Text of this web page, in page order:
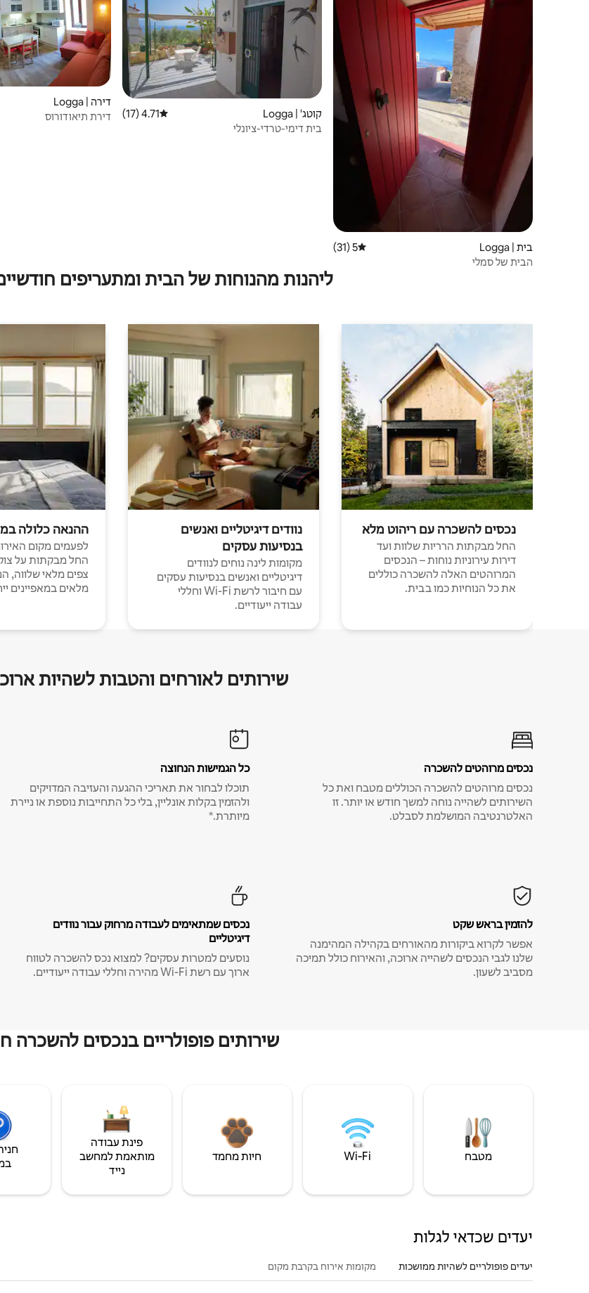
בית | Logga דירוג ממוצע של 5 מתוך 5, 31 ביקורות
5 (31)
הבית של סמלי
קוטג' | Logga דירוג ממוצע של 4.71 מתוך 5, 17 ביקורות
4.71 (17)
בית דימי-טרדי-ציונלי
דירה | Logga
דירת תיאודורוס
ליהנות מהנוחות של הבית ומתעריפים
נכסים להשכרה עם ריהוט מלא
החל מבקתות הרריות שלוות ועד
דירות עירוניות נוחות – הנכסים
המרוהטים האלה להשכרה כוללים
את כל הנוחיות כמו בבית.
נוודים דיגיטליים ואנשים
בנסיעות עסקים
מקומות לינה נוחים לנוודים
דיגיטליים ואנשים בנסיעות עסקים
עם חיבור לרשת Wi-Fi וחללי
עבודה ייעודיים.
ההנאה כלולה
לפעמים מקום
החל מבקתות על
צפים מלאי שלווה,
מלאים במאפיינים
שירותים לאורחים והטבות לשהיות
נכסים מרוהטים להשכרה
נכסים מרוהטים להשכרה הכוללים מטבח ואת כל
השירותים לשהייה נוחה למשך חודש או יותר. זו
האלטרנטיבה המושלמת לסבלט.
כל הגמישות הנחוצה
תוכלו לבחור את תאריכי ההגעה והעזיבה המדויקים
ולהזמין בקלות אונליין, בלי כל התחייבות נוספת או ניירת
מיותרת.*
להזמין בראש שקט
אפשר לקרוא ביקורות מהאורחים בקהילה המהימנה
שלנו לגבי הנכסים לשהייה ארוכה, והאירוח כולל תמיכה
מסביב לשעון.
נכסים שמתאימים לעבודה מרחוק עבור נוודים
דיגיטליים
נוסעים למטרות עסקים? למצוא נכס להשכרה לטווח
ארוך עם רשת Wi-Fi מהירה וחללי עבודה ייעודיים.
שירותים פופולריים בנכסים להשכרה
מטבח Wi‑Fi חיות מחמד
פינת עבודה
מותאמת למחשב
נייד
יעדים שכדאי לגלות
יעדים פופולריים לשהיות ממושכות מקומות אירוח בקרבת מקום